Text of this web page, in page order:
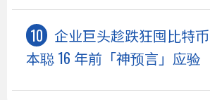
企业巨头趁跌狂囤比特
本聪 16 年前「神预言」应验